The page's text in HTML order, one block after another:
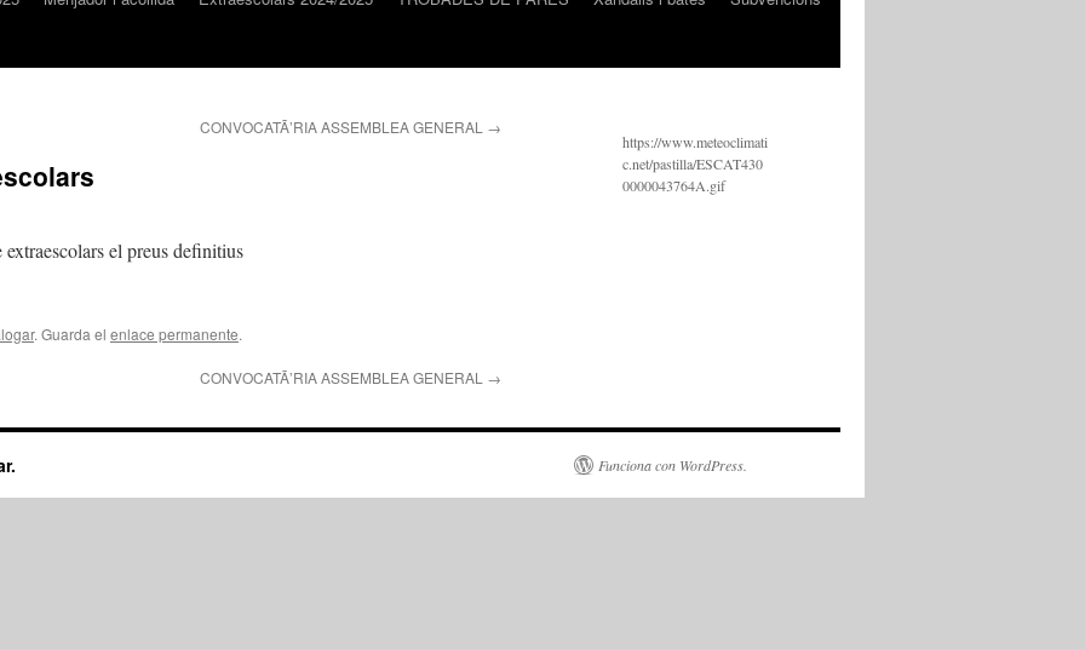
CONVOCATÃ’RIA ASSEMBLEA GENERAL →
el preus definitius
. Guarda el enlace permanente.
CONVOCATÃ’RIA ASSEMBLEA GENERAL →
https://www.meteoclimati
c.net/pastilla/ESCAT430
0000043764A.gif
Funciona con WordPress.